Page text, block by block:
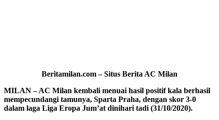
Beritamilan.com – Situs Berita AC Milan
MILAN – AC Milan kembali menuai hasil positif kala berhasil
mempecundangi tamunya, Sparta Praha, dengan skor 3-0
dalam laga Liga Eropa Jum’at dinihari tadi (31/10/2020).